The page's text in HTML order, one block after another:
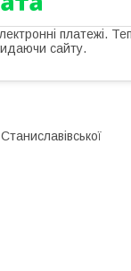
платежі.
сайту.